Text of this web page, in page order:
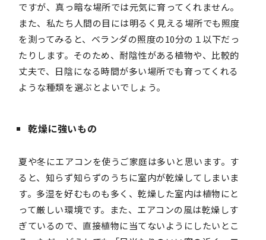
ですが、真っ暗な場所では元気に育ってくれません。
また、私たち人間の目には明るく見える場所でも照度
を測ってみると、ベランダの照度の10分の１以下だっ
たりします。そのため、耐陰性がある植物や、比較的
丈夫で、日陰になる時間が多い場所でも育ってくれる
ような種類を選ぶとよいでしょう。
乾燥に強いもの
夏や冬にエアコンを使うご家庭は多いと思います。す
ると、知らず知らずのうちに室内が乾燥してしまいま
す。多湿を好むものも多く、乾燥した室内は植物にと
って厳しい環境です。また、エアコンの風は乾燥しす
ぎているので、直接植物に当てないようにしたいとこ